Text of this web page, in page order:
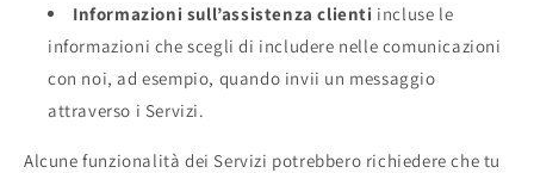
Informazioni sull’assistenza clienti incluse le
informazioni che scegli di includere nelle comunicazioni
con noi, ad esempio, quando invii un messaggio
attraverso i Servizi.
Alcune funzionalità dei Servizi potrebbero richiedere che tu